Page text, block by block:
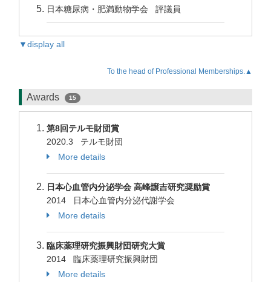
日本糖尿病・肥満動物学会 評議員
▼display all
To the head of Professional Memberships.▲
Awards 15
第8回テルモ財団賞
2020.3 テルモ財団
More details
日本心血管内分泌学会 高峰譲吉研究奨励賞
2014 日本心血管内分泌代謝学会
More details
臨床薬理研究振興財団研究大賞
2014 臨床薬理研究振興財団
More details